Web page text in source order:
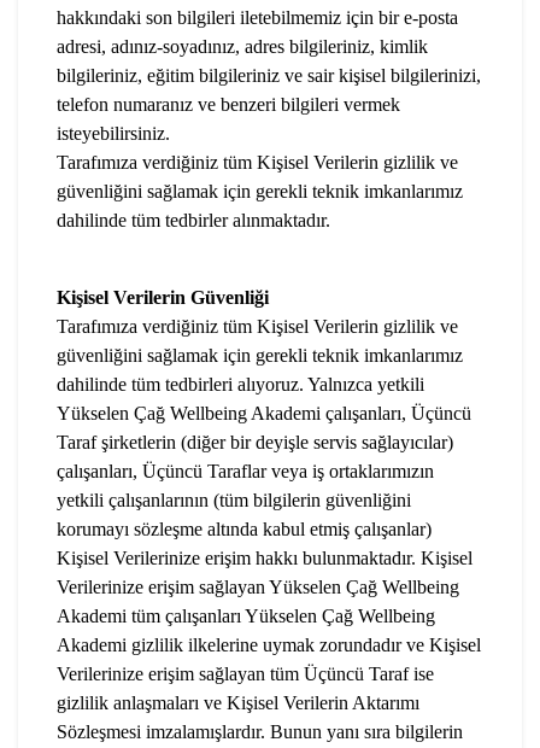
hakkındaki son bilgileri iletebilmemiz için bir e-posta
adresi, adınız-soyadınız, adres bilgileriniz, kimlik
bilgileriniz, eğitim bilgileriniz ve sair kişisel bilgilerinizi,
telefon numaranız ve benzeri bilgileri vermek
isteyebilirsiniz.
Tarafımıza verdiğiniz tüm Kişisel Verilerin gizlilik ve
güvenliğini sağlamak için gerekli teknik imkanlarımız
dahilinde tüm tedbirler alınmaktadır.
Kişisel Verilerin Güvenliği
Tarafımıza verdiğiniz tüm Kişisel Verilerin gizlilik ve
güvenliğini sağlamak için gerekli teknik imkanlarımız
dahilinde tüm tedbirleri alıyoruz. Yalnızca yetkili
Yükselen Çağ Wellbeing Akademi çalışanları, Üçüncü
Taraf şirketlerin (diğer bir deyişle servis sağlayıcılar)
çalışanları, Üçüncü Taraflar veya iş ortaklarımızın
yetkili çalışanlarının (tüm bilgilerin güvenliğini
korumayı sözleşme altında kabul etmiş çalışanlar)
Kişisel Verilerinize erişim hakkı bulunmaktadır. Kişisel
Verilerinize erişim sağlayan Yükselen Çağ Wellbeing
Akademi tüm çalışanları Yükselen Çağ Wellbeing
Akademi gizlilik ilkelerine uymak zorundadır ve Kişisel
Verilerinize erişim sağlayan tüm Üçüncü Taraf ise
gizlilik anlaşmaları ve Kişisel Verilerin Aktarımı
Sözleşmesi imzalamışlardır. Bunun yanı sıra bilgilerin